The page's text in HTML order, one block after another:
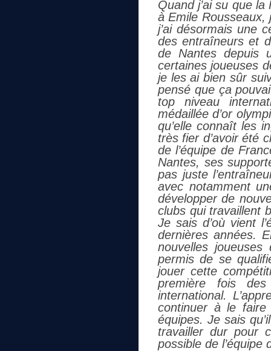
Quand j’ai su que
à Emile Rousseaux,
j’ai désormais une
des entraîneurs et
de Nantes depuis
certaines joueuses
je les ai bien sûr
pensé que ça
top niveau
médaillée d’or
qu’elle connaît les
très fier d’avoir été
de l’équipe de
Nantes, ses
pas juste
avec notamment
développer de
clubs qui travaillent
Je sais d’où vient
dernières années.
nouvelles
permis de se
jouer cette
première fois
international.
continuer à le
équipes. Je sais
travailler dur pour
possible de l’équipe